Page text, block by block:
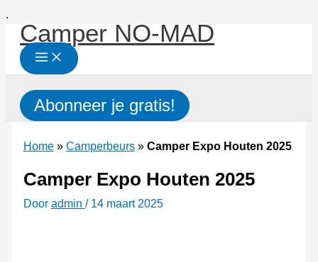
.
naar
inhoud
Camper NO-MAD
Abonneer je gratis!
Home» Camperbeurs» Camper Expo Houten 2025
Camper Expo Houten 2025
Door admin / 14 maart 2025